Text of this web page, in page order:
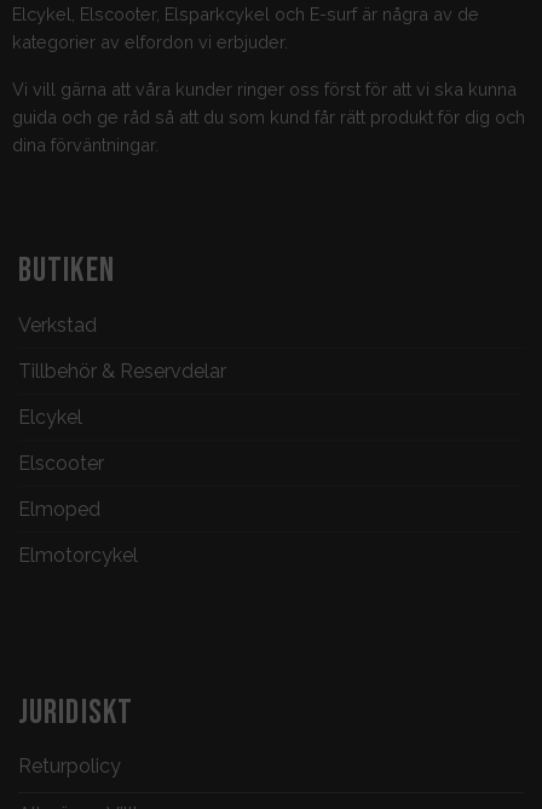
Elcykel, Elscooter, Elsparkcykel och E-surf är några av de
kategorier av elfordon vi erbjuder.
Vi vill gärna att våra kunder ringer oss först för att vi ska kunna
guida och ge råd så att du som kund får rätt produkt för dig och
dina förväntningar.
BUTIKEN
Verkstad
Tillbehör & Reservdelar
Elcykel
Elscooter
Elmoped
Elmotorcykel
JURIDISKT
Returpolicy